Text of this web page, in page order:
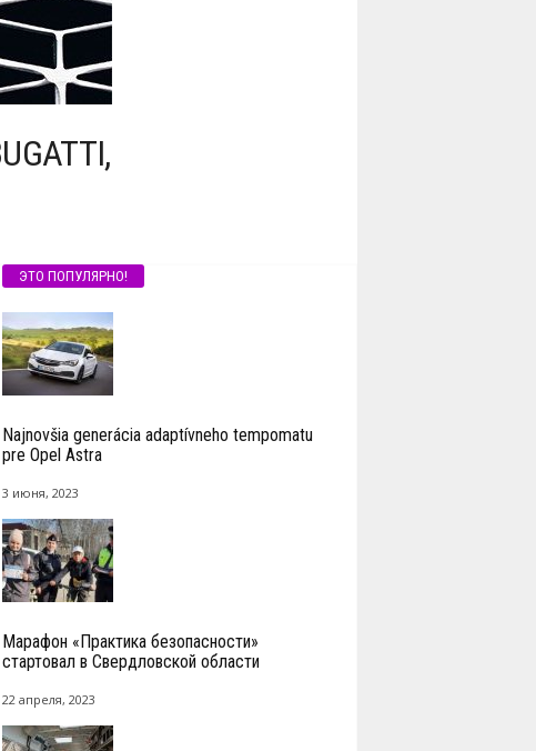
ЭТО ПОПУЛЯРНО!
Najnovšia generácia adaptívneho tempomatu
pre Opel Astra
3 июня, 2023
Марафон «Практика безопасности»
стартовал в Свердловской области
22 апреля, 2023